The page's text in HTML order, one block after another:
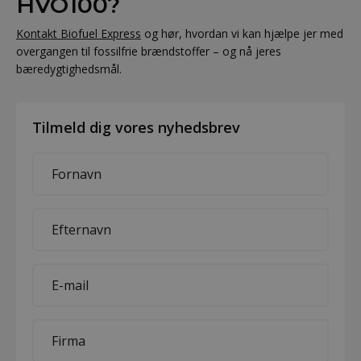
Kontakt Biofuel Express og hør, hvordan vi kan hjælpe jer med
overgangen til fossilfrie brændstoffer – og nå jeres
bæredygtighedsmål.
Tilmeld dig vores nyhedsbrev
name
name
mail